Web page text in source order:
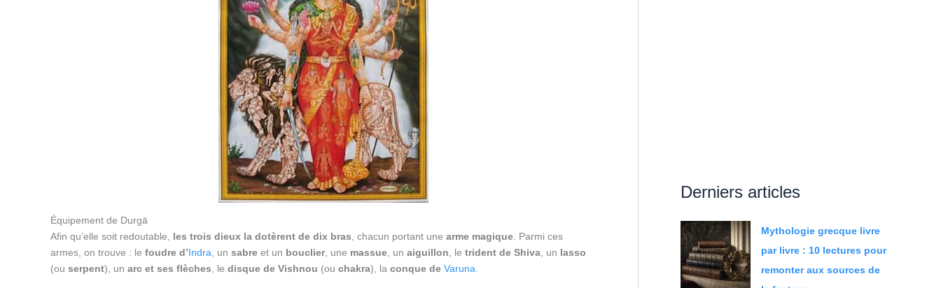
Équipement de Durgā
Afin qu’elle soit redoutable, les trois dieux la dotèrent de dix bras , chacun portant une arme magique . Parmi ces
armes, on trouve : le foudre d’Indra , un sabre et un bouclier, une massue , un aiguillon , le trident de Shiva , un lasso
(ou serpent), un arc et ses flèches , le disque de Vishnou (ou chakra), la conque de Varuna
Derniers articles
Mythologie grecque livre
par livre : 10 lectures pour
remonter aux sources de